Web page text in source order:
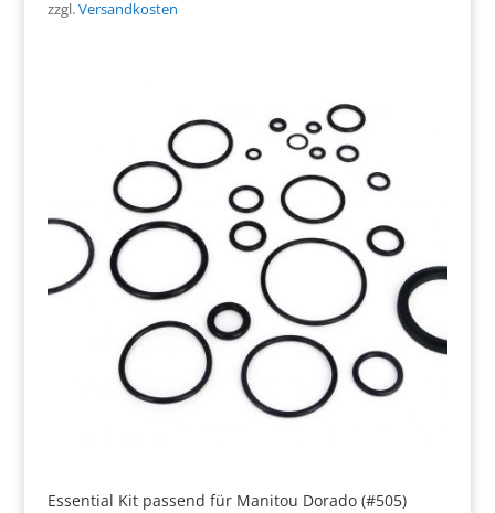
zzgl.Versandkosten
Essential Kit passend für Manitou Dorado (#505)